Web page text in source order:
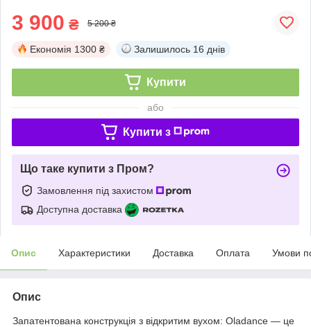
3 900 ₴ 5 200 ₴
Економія 1300 ₴ Залишилось 16 днів
Купити
або
Купити з
Що таке купити з Пром?
Замовлення під захистом
Доступна доставка
Опис Характеристики Доставка Оплата Умови
Опис
Запатентована конструкція з відкритим вухом: Oladance — це